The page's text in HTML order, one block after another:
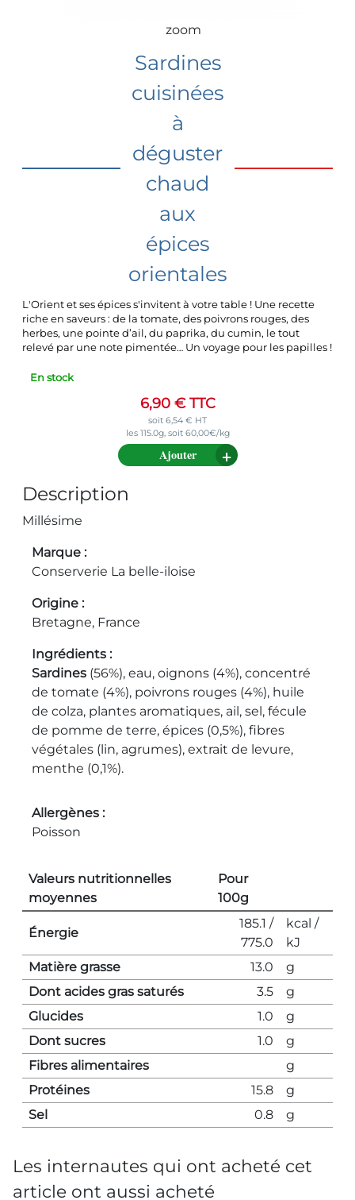
zoom
Sardines
cuisinées
à
déguster
chaud
aux
épices
orientales
L'Orient et ses épices s'invitent à votre table ! Une recette
riche en saveurs : de la tomate, des poivrons rouges, des
herbes, une pointe d’ail, du paprika, du cumin, le tout
relevé par une note pimentée… Un voyage pour les papilles !
En stock
6,90 €TTC
soit 6,54 € HT
les 115.0g, soit 60,00€/kg
Ajouter
Description
Millésime
Marque
Conserverie La belle-iloise
Origine
Bretagne, France
Ingrédients
Sardines (56%), eau, oignons (4%), concentré
de tomate (4%), poivrons rouges (4%), huile
de colza, plantes aromatiques, ail, sel, fécule
de pomme de terre, épices (0,5%), fibres
végétales (lin, agrumes), extrait de levure,
menthe (0,1%).
Allergènes
Poisson
Valeurs nutritionnelles
moyennes
Pour
100g
Énergie
185.1 /
775.0
kcal /
kJ
Matière grasse
13.0
g
Dont acides gras saturés
3.5
g
Glucides
1.0
g
Dont sucres
1.0
g
Fibres alimentaires
g
Protéines
15.8
g
Sel
0.8 g
Les internautes qui ont acheté cet
article ont aussi acheté